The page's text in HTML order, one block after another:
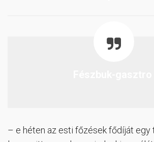
– e héten az esti főzések fődíját egy